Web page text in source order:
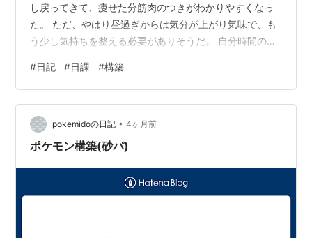
し戻ってきて、痩せた分筋肉のつきがわかりやすくなっ
た。 ただ、やはり昼過ぎからは気分が上がり気味で、も
う少し気持ちを整える必要がありそうだ。 自分時間の過
常時接続チャンネルをリセットした分、記憶のフックに
引っ掛からなくて全く思い出せないこともあるが、新た
な構築ができている。 このブログも報告の意味合いが強
くなると思う。 今はポメラに浮気中だ。
#日記 #日課 #構築
pokemidoの日記 • 4ヶ月前
ポケモン構築(砂パ)